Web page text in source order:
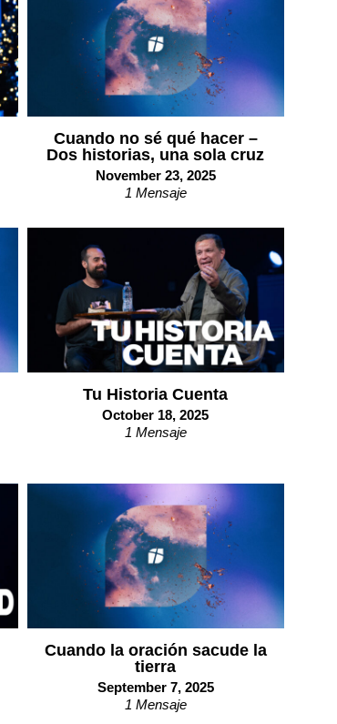
Cuando no sé qué hacer –
Dos historias, una sola cruz
November 23, 2025
1 Mensaje
Tu Historia Cuenta
October 18, 2025
1 Mensaje
Cuando la oración sacude la
tierra
September 7, 2025
1 Mensaje